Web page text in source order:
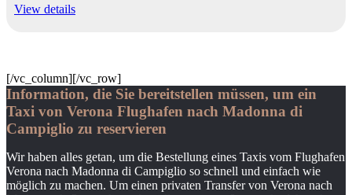
View details
[/vc_column][/vc_row]
Information, die Sie bereitstellen müssen, um ein
Taxi von Verona Flughafen nach Madonna di
Campiglio zu reservieren
Wir haben alles getan, um die Bestellung eines Taxis vom Flughafen
Verona nach Madonna di Campiglio so schnell und einfach wie
möglich zu machen. Um einen privaten Transfer von Verona nach